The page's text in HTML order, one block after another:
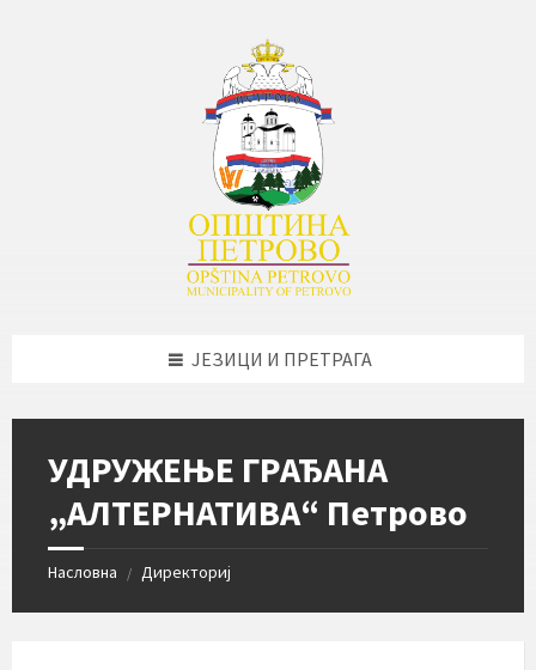
ЈЕЗИЦИ И ПРЕТРАГА
УДРУЖЕЊЕ ГРАЂАНА
„АЛТЕРНАТИВА“ Петрово
Насловна / Директориј